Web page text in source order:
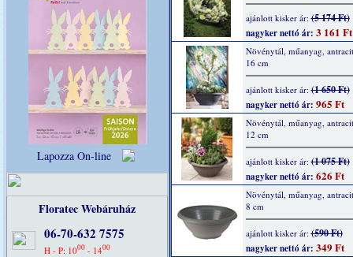
Lapozza On-line
Floratec Webáruház
06-70-632 7575
H - P: 1000 - 1400
ajánlott kisker ár:(5 174 Ft)
nagyker nettó ár: 3 161 Ft
Növénytál, műanyag,
16 cm
ajánlott kisker ár:(1 650 Ft)
nagyker nettó ár: 965 Ft
Növénytál, műanyag,
12 cm
ajánlott kisker ár:(1 075 Ft)
nagyker nettó ár: 626 Ft
Növénytál, műanyag,
8 cm
ajánlott kisker ár:(590 Ft)
nagyker nettó ár: 349 Ft